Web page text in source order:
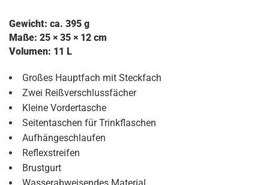
Gewicht: ca. 395 g
Maße: 25 × 35 × 12 cm
Volumen: 11 L
Großes Hauptfach mit Steckfach
Zwei Reißverschlussfächer
Kleine Vordertasche
Seitentaschen für Trinkflaschen
Aufhängeschlaufen
Reflexstreifen
Brustgurt